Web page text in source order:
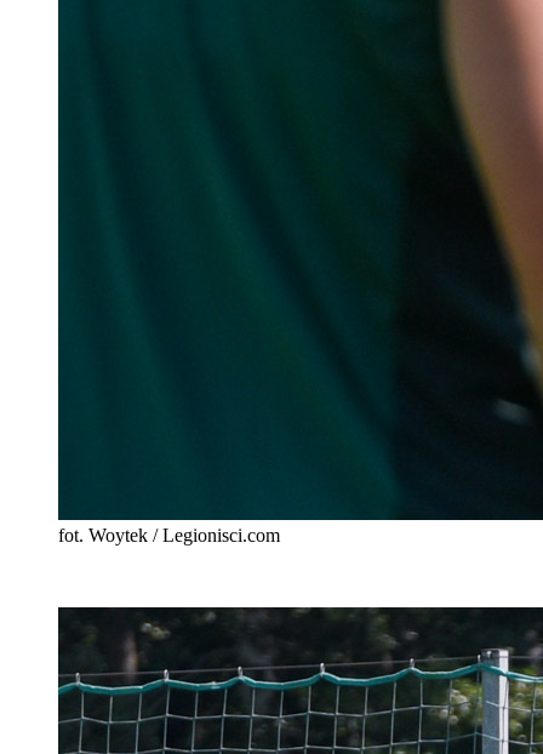
fot. Woytek / Legionisci.com